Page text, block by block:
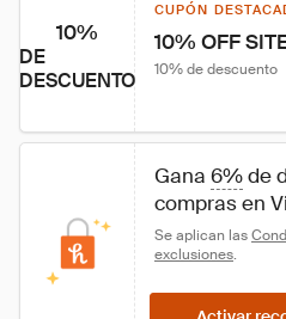
10%
DE
DESCUENTO
CUPÓN
10% OFF
10% de descuento
Gana 6% de
compras en
Se aplican las
exclusiones.